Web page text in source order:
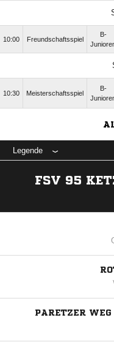
10:00 Freundschaftsspiel
B-
10:30 Meisterschaftsspiel
B-
Legende
FSV 95
PARETZER